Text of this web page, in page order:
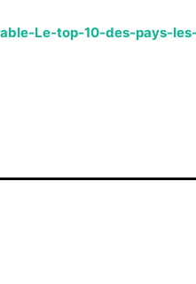
Le-top-10-des-pays-